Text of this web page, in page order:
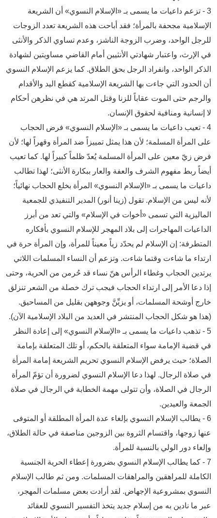
3 - تزعم داعيات ما يسمى بـ «الإسلام النسوي» أن الشريعة
الإسلامية مجحفة بالمرأة؛ فقد أباحت هذه الشريعة تعدد الزوجات
للرجل الواحد، وضرب الزوجة الناشز، وعدم تساوي الذكر والأنثى
في الإرث، واعتبار شهادتي الأنثيين أمام القاضي مساويتين لشهادة
الذكر الواحد، وانفراد الرجل بحق الطلاق. كما يزعم الإسلام النسوي
أن الحدود التي جاءت بها الشريعة الإسلامية كقطع اليد والأقدام
والرجم حتى الموت عقاباً للزنا وقتل المرتد هي في نظرهن أحكام
لا إنسانية ومنافية لحقوق الإنسان.
4 - تعيب داعيات ما يسمى بـ «الإسلام النسوي» فرض الحجاب
على المرأة المسلمة؛ لأن هذا يمثل تمييزاً ضد المرأة وقهراً لها؛ لأن
فرض زيّ معين على المرأة المسلمة يُعدّ ظلماً كبيراً لها. كما تعيب
أيضاً ربط مفهوم الشرف والعفة والعار ببكارة الأنثى؛ لهذا تطالب
داعيات ما يسمى بـ «الإسلام النسوي» المرأة بخلع الحجاب نهائياً؛
لأنه ليس من الإسلام. تقول (زينا أنور) المدير التنفيذي للجمعية
الماليزية التي تسمى «أخوات في الإسلام» والتي تعد من أبرز
الداعيات المهاجرات إلى بلاد المهجر للإسلام النسوي بأفكاره
المتطرفة: إن الإسلام لم يحدّد زياً معيناً للمرأة، وإن المرأة حرة في
ارتداء ما شاءت وقتما شاءت. وتزعم أن النساء المسلمات اللاتي
يرتدين الحجاب وغطاء الرأس هنّ نساء قد حُرمن من الحرية، وحتى
إذا دعا الأمر إلى ارتداء الحجاب فيجب ترك خصلة من الشعر تنزلق
خارج أوشحة المسلمات، أو يزيِّنَّ وجوههن بقليل من المساحيق.
(هذا هو شكل الحجاب المنتشر في العديد من البلاد الإسلامية الآن).
5 - تذهب داعيات ما يسمى بـ «الإسلام النسوي» إلى إعادة النظر
في قضية الإمامة سواء المتعلقة بالحكم، أو تلك المتعلقة بإمامة
الصلاة؛ حيث يرفض الإسلام النسوي تحريم الشريعة إمامة المرأة
في صلاة الرجال. لهذا دعا الإسلام النسوي لضرورة أن تؤمّ المرأة
الرجال في الصلاة، وأن تتولى مهمة الخطابة في الرجال في صلاة
الجمعة والعيدين.
6 - يطالب الإسلام النسوي بإلغاء عدة المرأة المطلقة أو المتوفى
عنها زوجها، واقتسام الثروة بين الزوجين مناصفة في حالة الطلاق،
وإلغاء دور الولي بالنسبة للمرأة.
7 - كما يطالب الإسلام النسوي بضرورة إعطاء الحرية الجنسية
الكاملة للمراهقين والمراهقات المسلمات. ومن ثم طالب الإسلام
النسوي بمشروعية الإجهاض. لقد أرادت بعض مسلمات المهجر،
عبر ما نادين به من إسلام جديد يتخذ التفسير النسوي للعقائد